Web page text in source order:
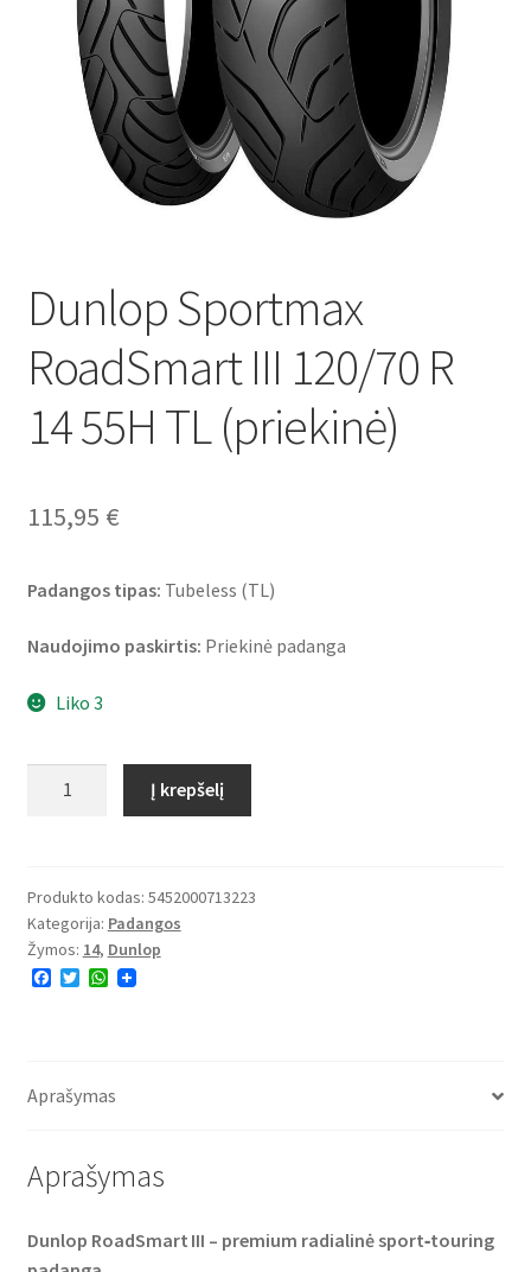
Dunlop Sportmax
RoadSmart III 120/70 R
14 55H TL (priekinė)
115,95 €
Padangos tipas: Tubeless (TL)
Naudojimo paskirtis: Priekinė padanga
Liko 3
RoadSmart
III
120/70
R
(priekinė)
Į krepšelį
Produkto kodas: 5452000713223
Kategorija: Padangos
Žymos: 14, Dunlop
F
o
T
r
W
p
Aprašymas
Aprašymas
Dunlop RoadSmart III – premium radialinė sport‑touring